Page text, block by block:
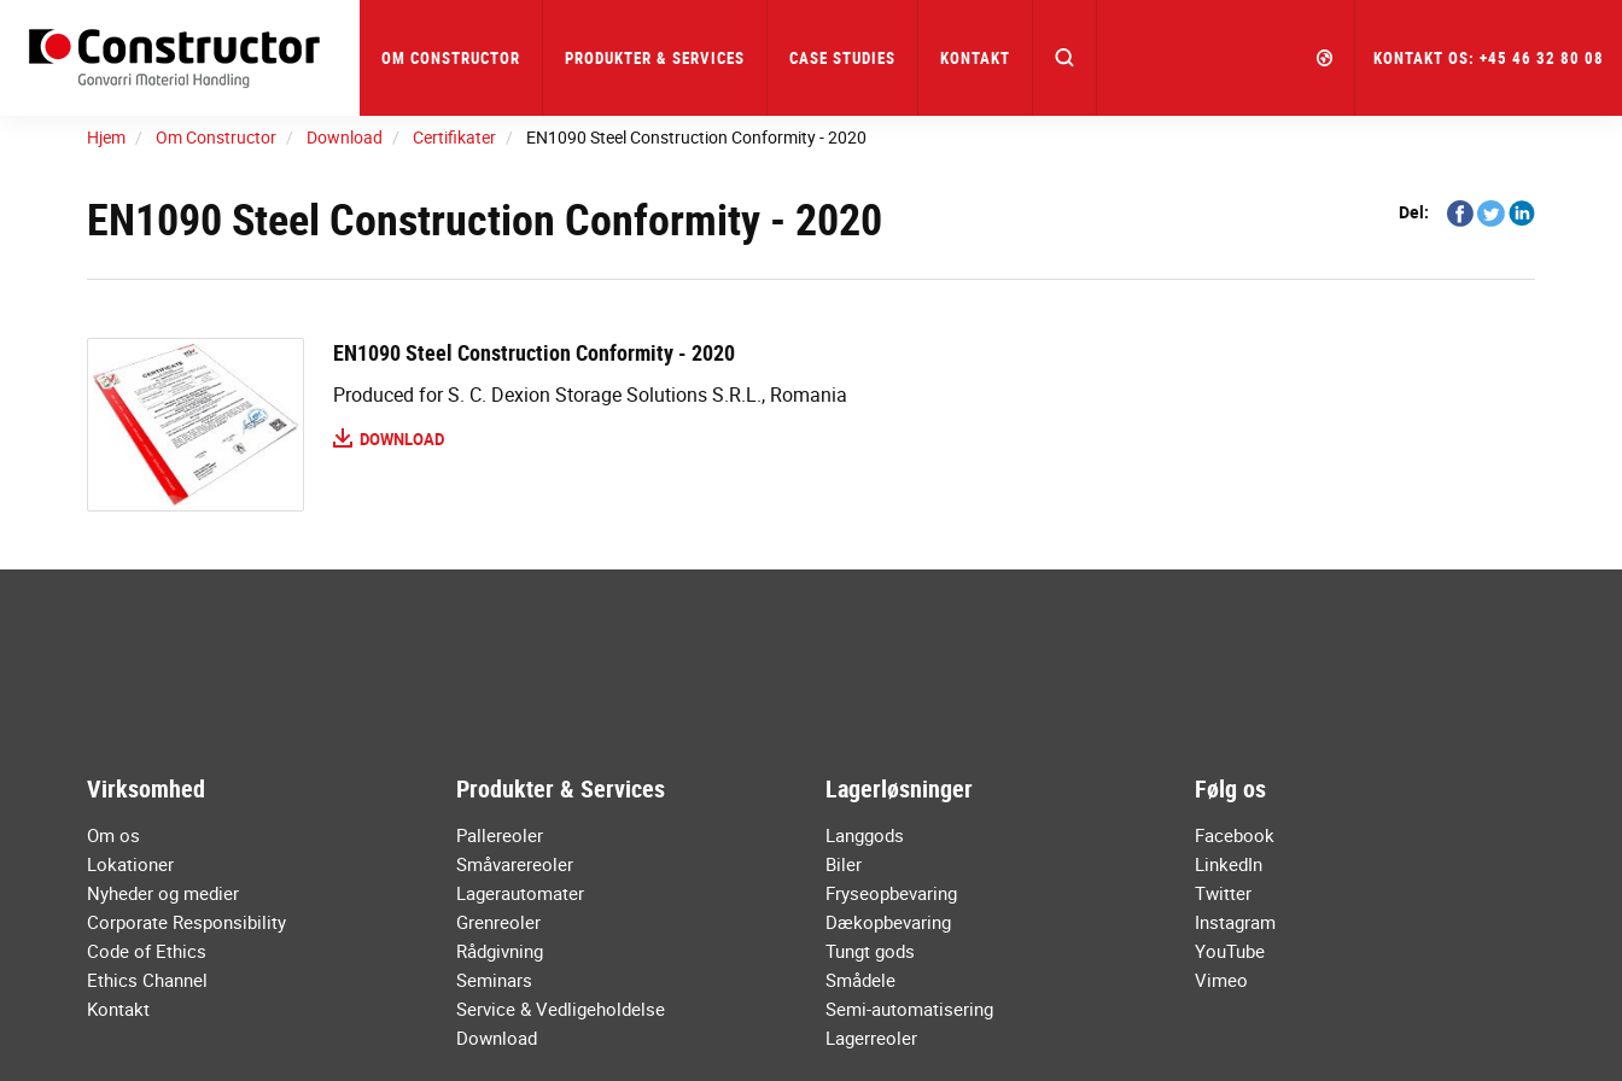
main
OM CONSTRUCTOR PRODUKTER & SERVICES CASE STUDIES KONTAKT KONTAKT OS: +45 46 32 80 08
Hjem Om Constructor Download Certifikater EN1090 Steel Construction Conformity - 2020
EN1090 Steel Construction Conformity - 2020 Del:
Share
on
Share
on
Share
EN1090 Steel Construction Conformity - 2020
Produced for S. C. Dexion Storage Solutions S.R.L., Romania
DOWNLOAD
Virksomhed
Om os
Lokationer
Nyheder og medier
Corporate Responsibility
Code of Ethics
Ethics Channel
Kontakt
Produkter & Services
Pallereoler
Småvarereoler
Lagerautomater
Grenreoler
Rådgivning
Seminars
Service & Vedligeholdelse
Download
Lagerløsninger
Langgods
Biler
Fryseopbevaring
Dækopbevaring
Tungt gods
Smådele
Semi-automatisering
Lagerreoler
Følg os
Facebook
LinkedIn
Twitter
Instagram
YouTube
Vimeo